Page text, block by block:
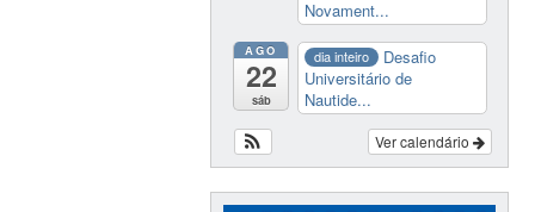
Novament...
AGO
22
sáb
dia inteiro
Desafio
Universitário de
Nautide...
Ver calendário